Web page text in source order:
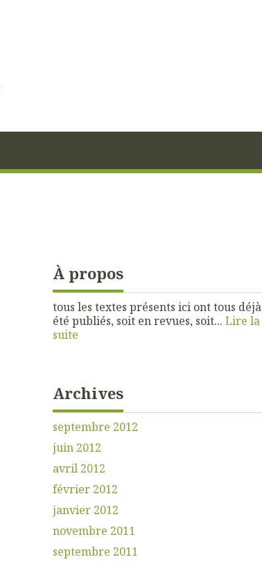
À propos
tous les textes présents ici ont tous déjà
été publiés, soit en revues, soit... Lire la
suite
Archives
septembre 2012
juin 2012
avril 2012
février 2012
janvier 2012
novembre 2011
septembre 2011